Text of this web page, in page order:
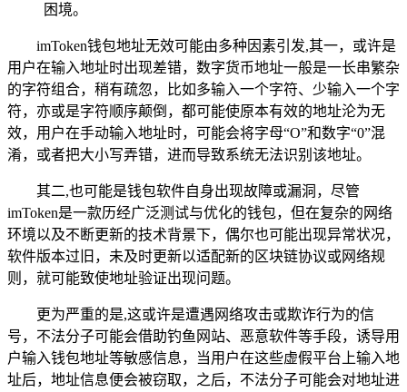
困境。
imToken钱包地址无效可能由多种因素引发,其一，或许是
用户在输入地址时出现差错，数字货币地址一般是一长串繁杂
的字符组合，稍有疏忽，比如多输入一个字符、少输入一个字
符，亦或是字符顺序颠倒，都可能使原本有效的地址沦为无
效，用户在手动输入地址时，可能会将字母“O”和数字“0”混
淆，或者把大小写弄错，进而导致系统无法识别该地址。
其二,也可能是钱包软件自身出现故障或漏洞，尽管
imToken是一款历经广泛测试与优化的钱包，但在复杂的网络
环境以及不断更新的技术背景下，偶尔也可能出现异常状况，
软件版本过旧，未及时更新以适配新的区块链协议或网络规
则，就可能致使地址验证出现问题。
更为严重的是,这或许是遭遇网络攻击或欺诈行为的信
号，不法分子可能会借助钓鱼网站、恶意软件等手段，诱导用
户输入钱包地址等敏感信息，当用户在这些虚假平台上输入地
址后，地址信息便会被窃取，之后，不法分子可能会对地址进